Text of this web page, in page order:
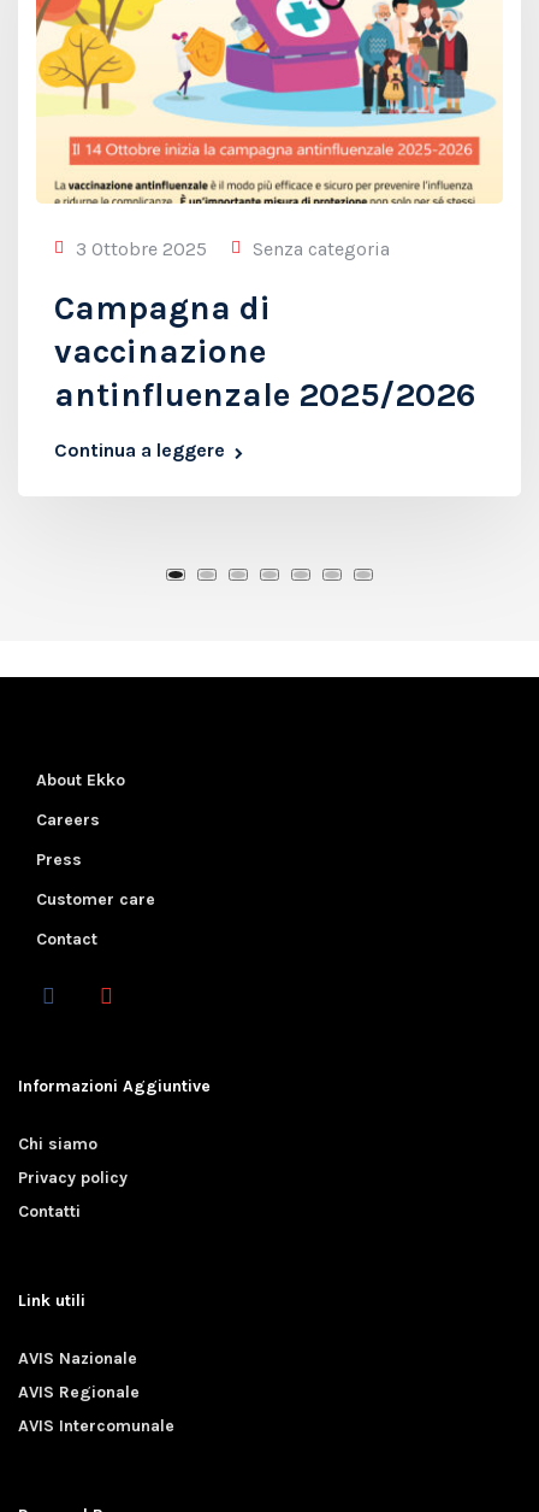
3 Ottobre 2025 Senza categoria
Campagna di
vaccinazione
antinfluenzale 2025/2026
Continua a leggere
About Ekko
Careers
Press
Customer care
Contact
Informazioni Aggiuntive
Chi siamo
Privacy policy
Contatti
Link utili
AVIS Nazionale
AVIS Regionale
AVIS Intercomunale